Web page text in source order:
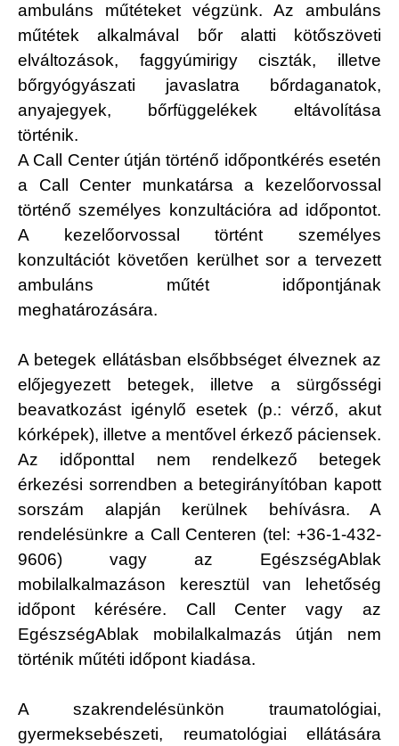
ambuláns műtéteket végzünk. Az ambuláns
műtétek alkalmával bőr alatti kötőszöveti
elváltozások, faggyúmirigy ciszták, illetve
bőrgyógyászati javaslatra bőrdaganatok,
anyajegyek, bőrfüggelékek eltávolítása
történik.
A Call Center útján történő időpontkérés esetén
a Call Center munkatársa a kezelőorvossal
történő személyes konzultációra ad időpontot.
A kezelőorvossal történt személyes
konzultációt követően kerülhet sor a tervezett
ambuláns műtét időpontjának
meghatározására.
A betegek ellátásban elsőbbséget élveznek az
előjegyezett betegek, illetve a sürgősségi
beavatkozást igénylő esetek (p.: vérző, akut
kórképek), illetve a mentővel érkező páciensek.
Az időponttal nem rendelkező betegek
érkezési sorrendben a betegirányítóban kapott
sorszám alapján kerülnek behívásra. A
rendelésünkre a Call Centeren (tel: +36-1-432-
9606) vagy az EgészségAblak
mobilalkalmazáson keresztül van lehetőség
időpont kérésére. Call Center vagy az
EgészségAblak mobilalkalmazás útján nem
történik műtéti időpont kiadása.
A szakrendelésünkön traumatológiai,
gyermeksebészeti, reumatológiai ellátására